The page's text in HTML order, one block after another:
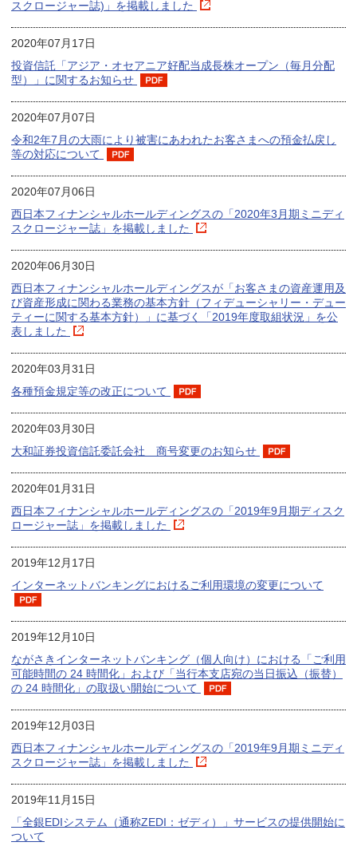
スクロージャー誌)」を掲載しました
2020年07月17日
投資信託「アジア・オセアニア好配当成長株オープン（毎月分配
型）」に関するお知らせ
2020年07月07日
令和2年7月の大雨により被害にあわれたお客さまへの預金払戻し
等の対応について
2020年07月06日
西日本フィナンシャルホールディングスの「2020年3月期ミニディ
スクロージャー誌」を掲載しました
2020年06月30日
西日本フィナンシャルホールディングスが「お客さまの資産運用及
び資産形成に関わる業務の基本方針（フィデューシャリー・デュー
ティーに関する基本方針）」に基づく「2019年度取組状況」を公
表しました
2020年03月31日
各種預金規定等の改正について
2020年03月30日
大和証券投資信託委託会社 商号変更のお知らせ
2020年01月31日
西日本フィナンシャルホールディングスの「2019年9月期ディスク
ロージャー誌」を掲載しました
2019年12月17日
インターネットバンキングにおけるご利用環境の変更について
2019年12月10日
ながさきインターネットバンキング（個人向け）における「ご利用
可能時間の 24 時間化」および「当行本支店宛の当日振込（振替）
の 24 時間化」の取扱い開始について
2019年12月03日
西日本フィナンシャルホールディングスの「2019年9月期ミニディ
スクロージャー誌」を掲載しました
2019年11月15日
「全銀EDIシステム（通称ZEDI：ゼディ）」サービスの提供開始に
ついて